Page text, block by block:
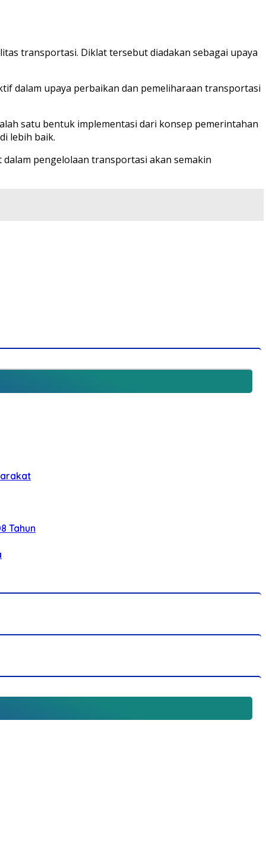
transportasi. Diklat tersebut diadakan sebagai upaya
dalam upaya perbaikan dan pemeliharaan transportasi
satu bentuk implementasi dari konsep pemerintahan
lebih baik.
pengelolaan transportasi akan semakin
Tahun